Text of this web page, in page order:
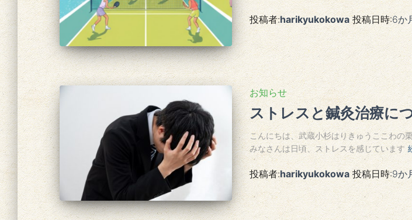
投稿者:harikyukokowa投稿日時:6か
お知らせ
ストレスと鍼灸治療に
こんにちは、武蔵小杉はりきゅうここわの
みなさんは日頃、ストレスを感じています
投稿者:harikyukokowa 投稿日時:9か